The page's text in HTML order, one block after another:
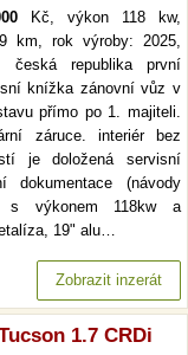
Kč, výkon 118 kw,
km, rok výroby: 2025,
česká republika první
knížka zánovní vůz v
přímo po 1. majiteli.
záruce. interiér bez
je doložená servisní
(návody
s výkonem 118kw a
19" alu…
Zobrazit inzerát
1.7 CRDi